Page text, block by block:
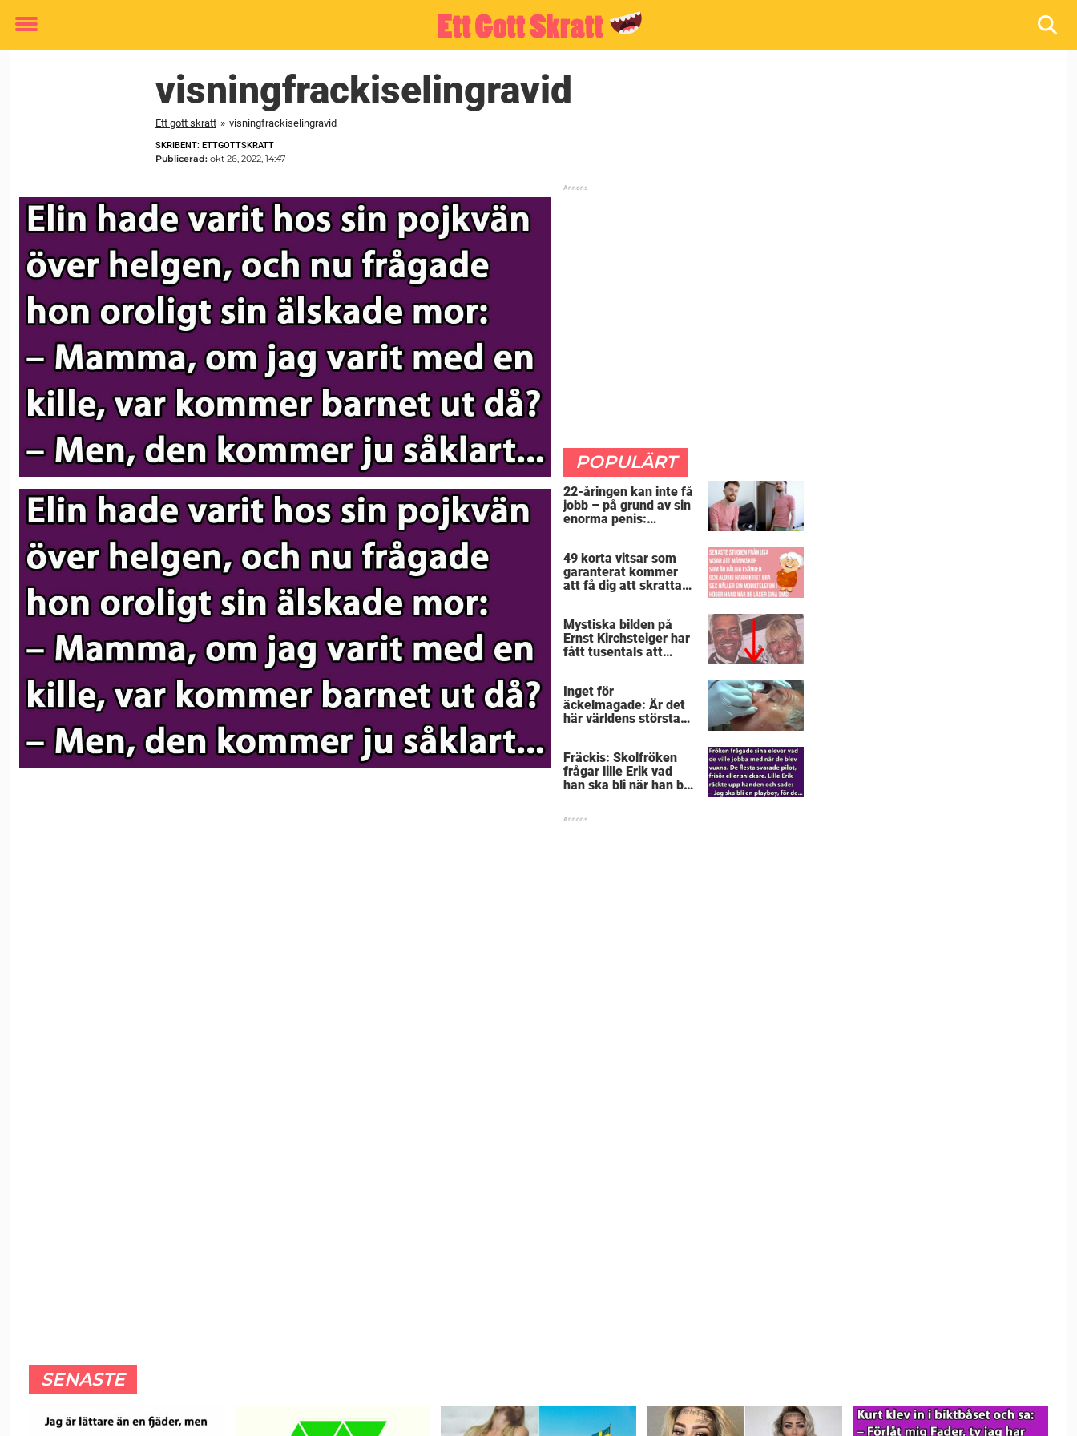
Toggle
visningfrackiselingravid
Ett gott skratt » visningfrackiselingravid
SKRIBENT: ETTGOTTSKRATT
Publicerad: okt 26, 2022, 14:47
POPULÄRT
22-åringen kan inte få
jobb – på grund av sin
enorma penis:
49 korta vitsar som
garanterat kommer
att få dig att skratta
Mystiska bilden på
Ernst Kirchsteiger har
fått tusentals att
Inget för
äckelmagade: Är det
här världens största
Fräckis: Skolfröken
frågar lille Erik vad
han ska bli när han blir
SENASTE